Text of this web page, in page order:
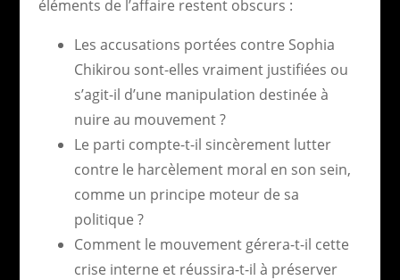
éléments de l’affaire restent obscurs :
Les accusations portées contre Sophia
Chikirou sont-elles vraiment justifiées ou
s’agit-il d’une manipulation destinée à
nuire au mouvement ?
Le parti compte-t-il sincèrement lutter
contre le harcèlement moral en son sein,
comme un principe moteur de sa
politique ?
Comment le mouvement gérera-t-il cette
crise interne et réussira-t-il à préserver